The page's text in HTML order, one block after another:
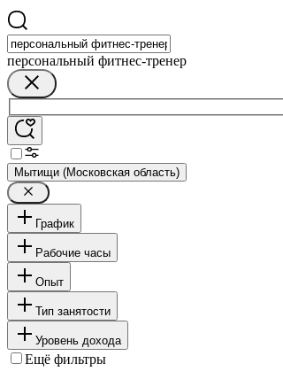
персональный фитнес-тренер
Мытищи (Московская область)
График
Рабочие часы
Опыт
Тип занятости
Уровень дохода
Ещё фильтры